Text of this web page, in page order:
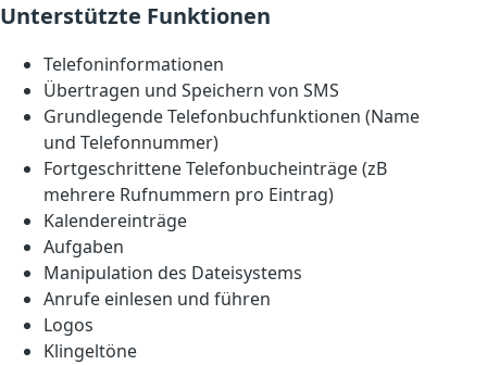
Unterstützte Funktionen
Telefoninformationen
Übertragen und Speichern von SMS
Grundlegende Telefonbuchfunktionen (Name
und Telefonnummer)
Fortgeschrittene Telefonbucheinträge (zB
mehrere Rufnummern pro Eintrag)
Kalendereinträge
Aufgaben
Manipulation des Dateisystems
Anrufe einlesen und führen
Logos
Klingeltöne